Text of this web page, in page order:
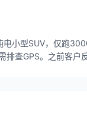
电小型SUV，仅跑
排查GPS。之前客